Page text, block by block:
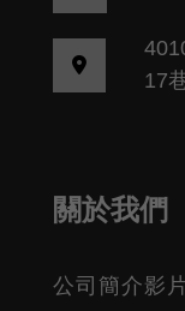
17
關於我們
公司簡介影